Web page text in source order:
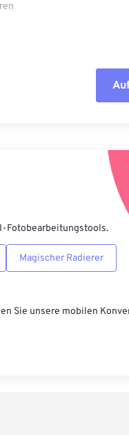
Aus
Als
Fotobearbeitungstools.
Magischer Radierer
Sie unsere mobilen